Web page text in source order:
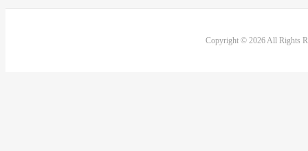
Copyright © 2026 All Rights